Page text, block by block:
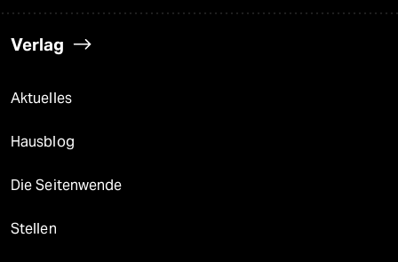
Verlag
Aktuelles
Hausblog
Die Seitenwende
Stellen